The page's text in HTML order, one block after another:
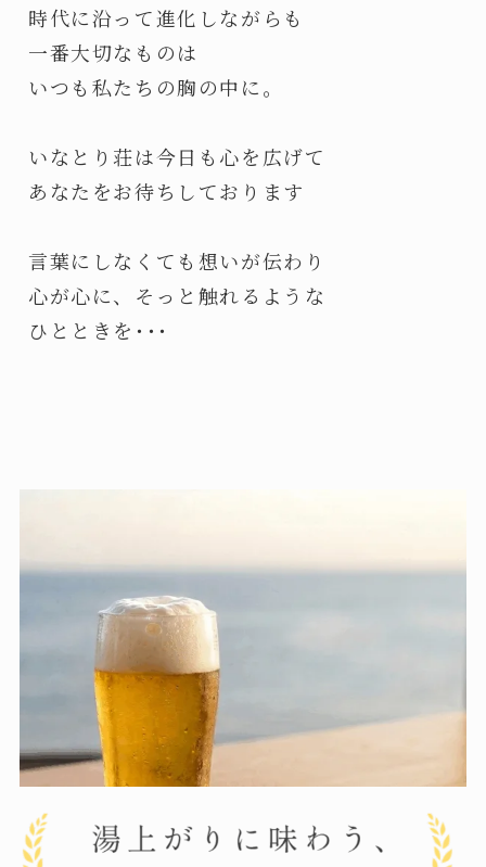
時代に沿って進化しながらも
一番大切なものは
いつも私たちの胸の中に。
いなとり荘は今日も心を広げて
あなたをお待ちしております
言葉にしなくても想いが伝わり
心が心に、そっと触れるような
ひとときを･･･